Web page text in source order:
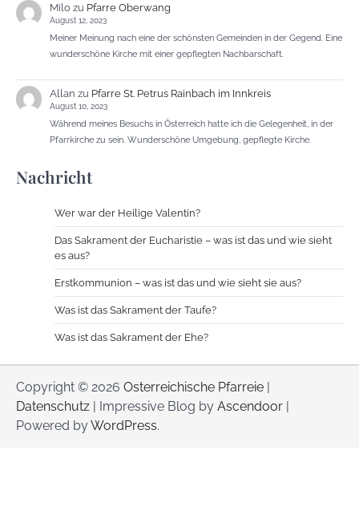
Milozu Pfarre Oberwang
August 12, 2023
Meiner Meinung nach eine der schönsten Gemeinden in der Gegend. Eine
wunderschöne Kirche mit einer gepflegten Nachbarschaft.
Allan zu Pfarre St. Petrus Rainbach im Innkreis
August 10, 2023
Während meines Besuchs in Österreich hatte ich die Gelegenheit, in der
Pfarrkirche zu sein. Wunderschöne Umgebung, gepflegte Kirche.
Nachricht
Wer war der Heilige Valentin?
Das Sakrament der Eucharistie – was ist das und wie sieht
es aus?
Erstkommunion – was ist das und wie sieht sie aus?
Was ist das Sakrament der Taufe?
Was ist das Sakrament der Ehe?
Copyright © 2026 Osterreichische Pfarreie
Datenschutz | Impressive Blog by Ascendoor
Powered byWordPress.